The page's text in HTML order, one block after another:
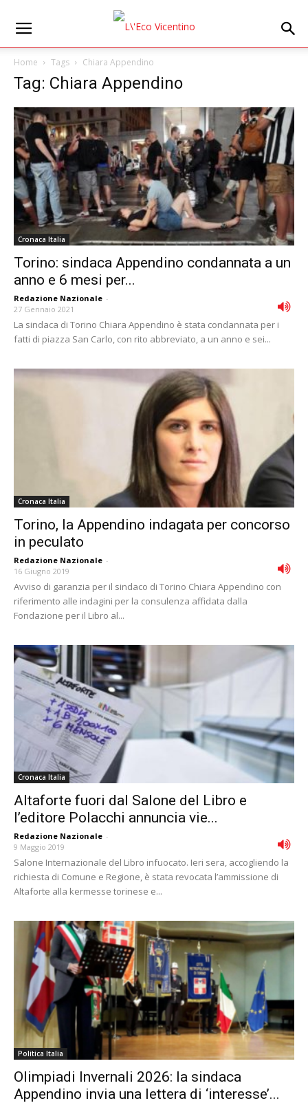
Home Tags Chiara Appendino
Tag: Chiara Appendino
Cronaca Italia
Torino: sindaca Appendino condannata a un
anno e 6 mesi per...
Redazione Nazionale -
27 Gennaio 2021
La sindaca di Torino Chiara Appendino è stata condannata per i
fatti di piazza San Carlo, con rito abbreviato, a un anno e sei...
Cronaca Italia
Torino, la Appendino indagata per concorso
in peculato
Redazione Nazionale -
16 Giugno 2019
Avviso di garanzia per il sindaco di Torino Chiara Appendino con
riferimento alle indagini per la consulenza affidata dalla
Fondazione per il Libro al...
Cronaca Italia
Altaforte fuori dal Salone del Libro e
l’editore Polacchi annuncia vie...
Redazione Nazionale -
9 Maggio 2019
Salone Internazionale del Libro infuocato. Ieri sera, accogliendo la
richiesta di Comune e Regione, è stata revocata l’ammissione di
Altaforte alla kermesse torinese e...
Politica Italia
Olimpiadi Invernali 2026: la sindaca
Appendino invia una lettera di ‘interesse’...